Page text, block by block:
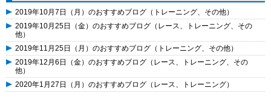
2019年10月7日（月）のおすすめブログ（トレーニング、その他）
2019年10月25日（金）のおすすめブログ（レース、トレーニング、その
他）
2019年11月25日（月）のおすすめブログ（トレーニング、その他）
2019年12月6日（金）のおすすめブログ（レース、トレーニング、その
他）
2020年1月27日（月）のおすすめブログ（レース、トレーニング）